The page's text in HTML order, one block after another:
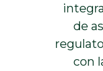
de
con